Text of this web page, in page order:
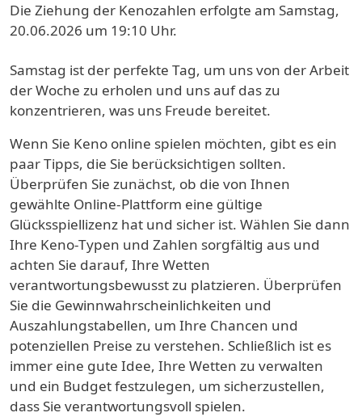
Die Ziehung der Kenozahlen erfolgte am Samstag,
20.06.2026 um 19:10 Uhr.
Samstag ist der perfekte Tag, um uns von der Arbeit
der Woche zu erholen und uns auf das zu
konzentrieren, was uns Freude bereitet.
Wenn Sie Keno online spielen möchten, gibt es ein
paar Tipps, die Sie berücksichtigen sollten.
Überprüfen Sie zunächst, ob die von Ihnen
gewählte Online-Plattform eine gültige
Glücksspiellizenz hat und sicher ist. Wählen Sie dann
Ihre Keno-Typen und Zahlen sorgfältig aus und
achten Sie darauf, Ihre Wetten
verantwortungsbewusst zu platzieren. Überprüfen
Sie die Gewinnwahrscheinlichkeiten und
Auszahlungstabellen, um Ihre Chancen und
potenziellen Preise zu verstehen. Schließlich ist es
immer eine gute Idee, Ihre Wetten zu verwalten
und ein Budget festzulegen, um sicherzustellen,
dass Sie verantwortungsvoll spielen.